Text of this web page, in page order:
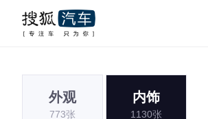
外观
773张
内饰
1130张